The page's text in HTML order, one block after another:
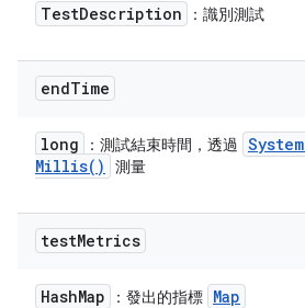
TestDescription ：識別測試
endTime
long ：測試結束時間，透過 System
Millis( ) 測量
testMetrics
HashMap ：發出的指標 Map